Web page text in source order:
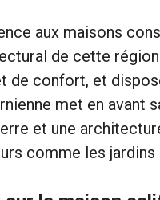
aux maisons
de cette
de confort, et
met en avant
et une
comme les